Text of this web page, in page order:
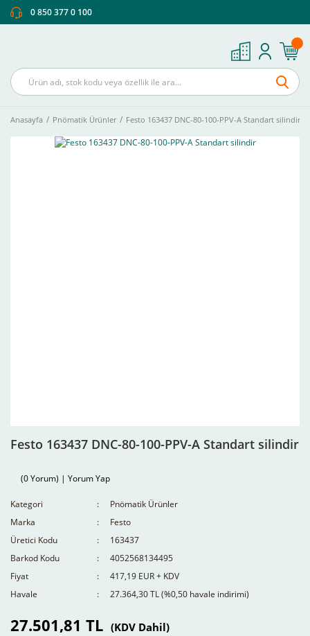
0 850 377 0 100
Anasayfa Pnömatik Ürünler Festo 163437 DNC-80-100-PPV-A Standart silindir
Festo 163437 DNC-80-100-PPV-A Standart silindir
(0 Yorum) | Yorum Yap
Kategori
Pnömatik Ürünler
Marka
Festo
Üretici Kodu
163437
Barkod Kodu
4052568134495
Fiyat
417,19 EUR + KDV
Havale
27.364,30 TL (%0,50 havale indirimi)
27.501,81 TL (KDV Dahil)